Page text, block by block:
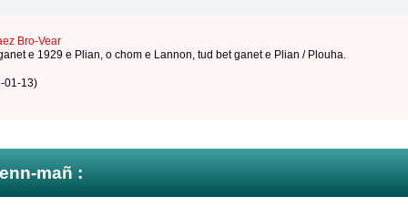
Bro-Vear
e 1929 e Plian o chom e Lannon tud bet ganet e Plian / Plouha
01-13)
mañ :